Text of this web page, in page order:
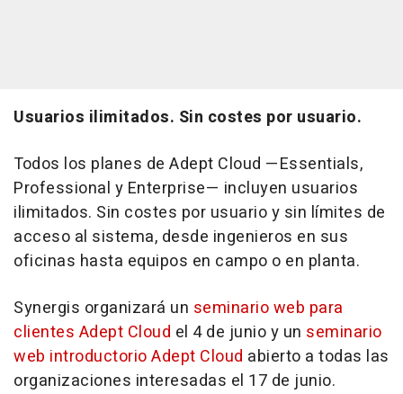
Usuarios ilimitados. Sin costes por usuario.
Todos los planes de Adept Cloud —Essentials,
Professional y Enterprise— incluyen usuarios
ilimitados. Sin costes por usuario y sin límites de
acceso al sistema, desde ingenieros en sus
oficinas hasta equipos en campo o en planta.
Synergis organizará un seminario web para
clientes Adept Cloud el 4 de junio y un seminario
web introductorio Adept Cloud abierto a todas las
organizaciones interesadas el 17 de junio.